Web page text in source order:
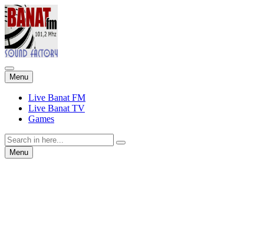
Menu Skip
to
content
Live Banat FM
Live Banat TV
Games
Search
for:Menu Skip
to